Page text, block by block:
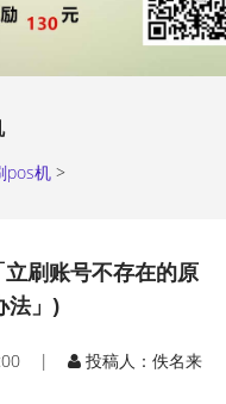
pos机 >
刷账号不存在的原
法」)
|
投稿人：佚名来